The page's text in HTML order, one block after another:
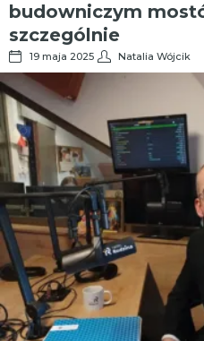
budowniczym
szczególnie
19 maja 2025 Natalia Wójcik